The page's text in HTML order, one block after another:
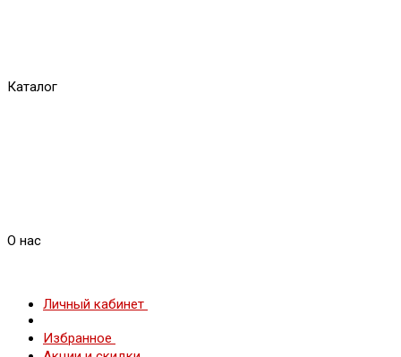
Каталог
О нас
Личный кабинет
Избранное